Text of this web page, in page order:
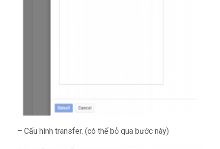
– Cấu hình transfer. (có thể bỏ qua bước này)